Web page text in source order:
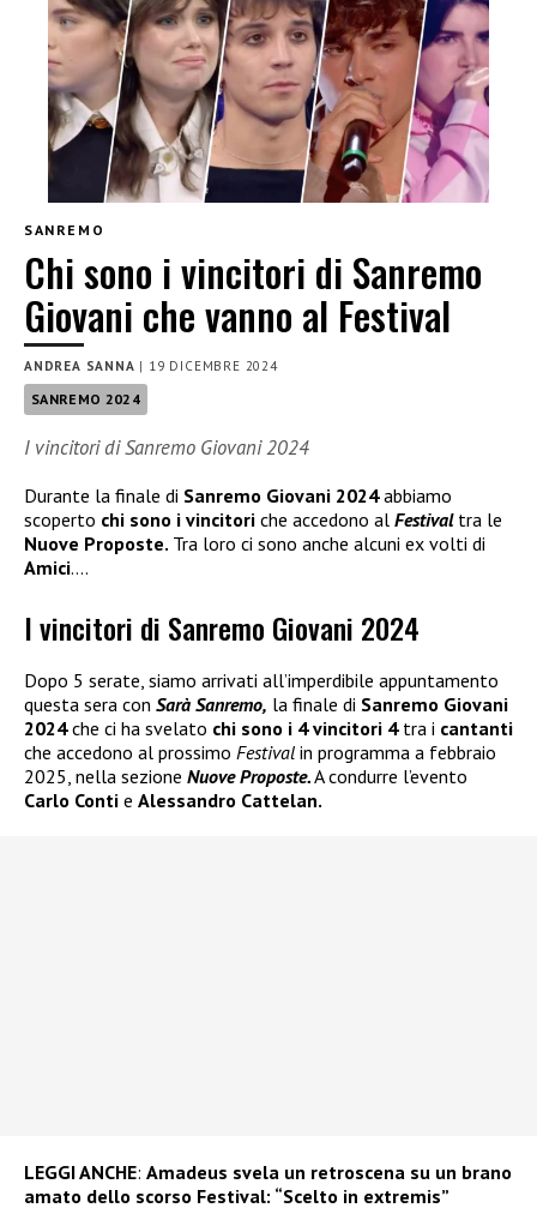
SANREMO
Chi sono i vincitori di Sanremo
Giovani che vanno al Festival
ANDREA SANNA | 19 DICEMBRE 2024
SANREMO 2024
I vincitori di Sanremo Giovani 2024
Durante la finale di Sanremo Giovani 2024abbiamo
scoperto chi sono i vincitori che accedono al Festival tra le
Nuove Proposte. Tra loro ci sono anche alcuni ex volti di
Amici….
I vincitori di Sanremo Giovani 2024
Dopo 5 serate, siamo arrivati all’imperdibile appuntamento
questa sera con Sarà Sanremo, la finale di Sanremo Giovani
2024che ci ha svelato chi sono i 4 vincitori 4 tra i cantanti
che accedono al prossimo Festival in programma a febbraio
2025, nella sezione Nuove Proposte.A condurre l’evento
Carlo Conti e Alessandro Cattelan.
LEGGI ANCHE: Amadeus svela un retroscena su un brano
amato dello scorso Festival: “Scelto in extremis”